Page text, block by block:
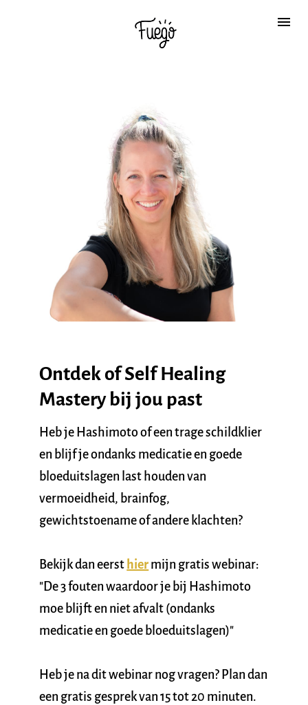
Ontdek of Self Healing
Mastery bij jou past
Heb je Hashimoto of een trage schildklier
en blijf je ondanks medicatie en goede
bloeduitslagen last houden van
vermoeidheid, brainfog,
gewichtstoename of andere klachten?
Bekijk dan eerst hier mijn gratis webinar:
"De 3 fouten waardoor je bij Hashimoto
moe blijft en niet afvalt (ondanks
medicatie en goede bloeduitslagen)"
Heb je na dit webinar nog vragen? Plan dan
een gratis gesprek van 15 tot 20 minuten.